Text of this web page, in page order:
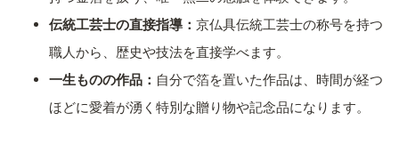
伝統工芸士の直接指導： 京仏具伝統工芸士の称号を持つ
職人から、歴史や技法を直接学べます。
一生ものの作品： 自分で箔を置いた作品は、時間が経つ
ほどに愛着が湧く特別な贈り物や記念品になります。